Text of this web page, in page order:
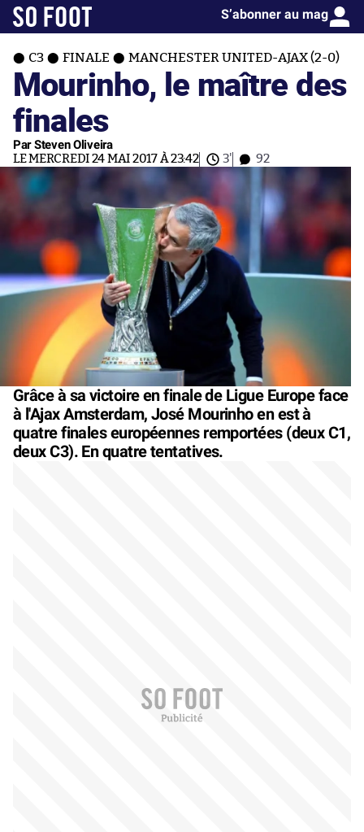
S’abonner au mag
C3 FINALE MANCHESTER UNITED-AJAX (2-0)
Mourinho, le maître des
finales
Par Steven Oliveira
LE MERCREDI 24 MAI 2017 À 23:42 3' 92
Grâce à sa victoire en finale de Ligue Europe face
à l'Ajax Amsterdam, José Mourinho en est à
quatre finales européennes remportées (deux C1,
deux C3). En quatre tentatives.